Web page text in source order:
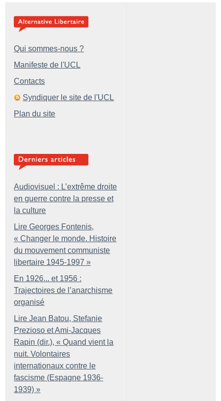
Qui sommes-nous ?
Manifeste de l'UCL
Contacts
Syndiquer le site de l'UCL
Plan du site
Audiovisuel : L’extrême droite
en guerre contre la presse et
la culture
Lire Georges Fontenis,
« Changer le monde. Histoire
du mouvement communiste
libertaire 1945-1997 »
En 1926... et 1956 :
Trajectoires de l’anarchisme
organisé
Lire Jean Batou, Stefanie
Prezioso et Ami-Jacques
Rapin (dir.), « Quand vient la
nuit. Volontaires
internationaux contre le
fascisme (Espagne 1936-
1939) »